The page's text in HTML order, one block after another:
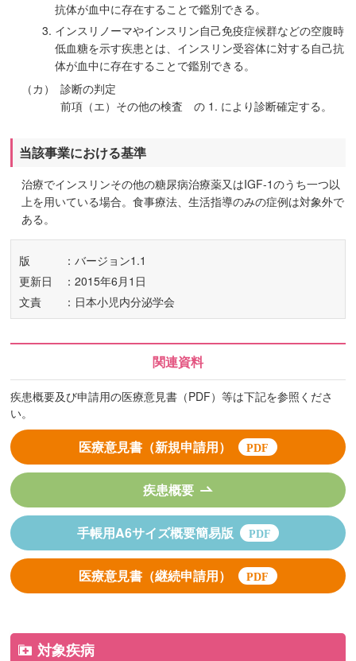
抗体が血中に存在することで鑑別できる。
インスリノーマやインスリン自己免疫症候群などの空腹時
低血糖を示す疾患とは、インスリン受容体に対する自己抗
体が血中に存在することで鑑別できる。
（カ）
診断の判定
前項（エ）その他の検査 の 1. により診断確定する。
当該事業における基準
治療でインスリンその他の糖尿病治療薬又はIGF-1のうち一つ以
上を用いている場合。食事療法、生活指導のみの症例は対象外で
ある。
版
：バージョン1.1
更新日
：2015年6月1日
文責
：日本小児内分泌学会
関連資料
疾患概要及び申請用の医療意見書（PDF）等は下記を参照くださ
い。
医療意見書（新規申請用）
疾患概要
手帳用A6サイズ概要簡易版
医療意見書（継続申請用）
対象疾病